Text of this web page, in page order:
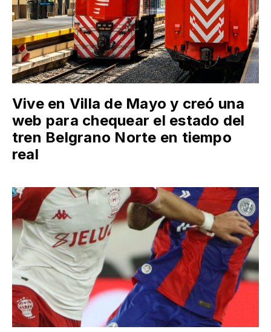
Vive en Villa de Mayo y creó una
web para chequear el estado del
tren Belgrano Norte en tiempo
real